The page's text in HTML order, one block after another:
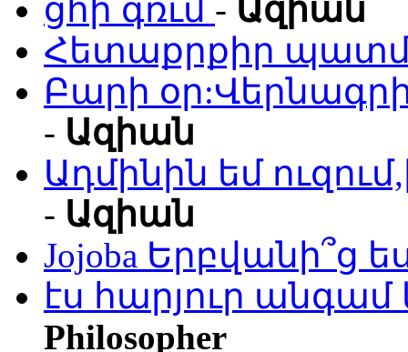
ցհի գռւմ - Ազիան
Հետաքրքիր
Բարի
- Ազիան
Ադմինին եմ
- Ազիան
Jojoba Երբվանի՞ց
էս հարյուր
Philosopher